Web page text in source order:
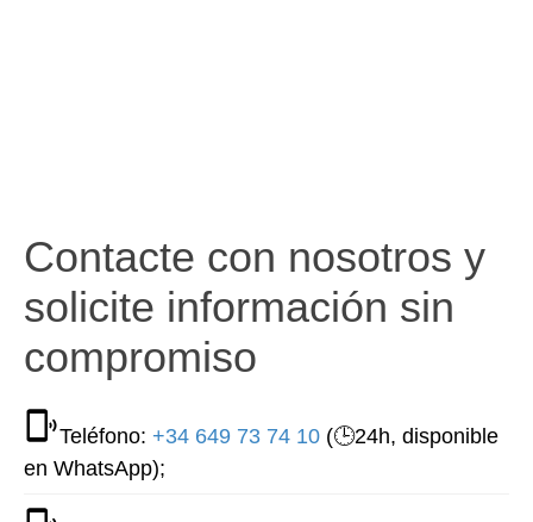
Contacte con nosotros y
solicite información sin
compromiso
Teléfono: +34 649 73 74 10 (🕒24h, disponible
en WhatsApp);